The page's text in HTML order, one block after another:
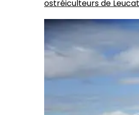
ostréiculteurs de